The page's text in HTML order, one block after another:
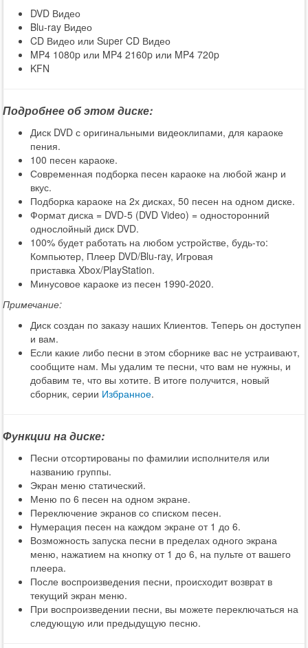
DVD Видео
Blu-ray Видео
CD Видео или Super CD Видео
MP4 1080p или MP4 2160p или MP4 720p
KFN
Подробнее об этом диске:
Диск DVD с оригинальными видеоклипами, для караоке
пения.
100 песен караоке.
Современная подборка песен караоке на любой жанр и
вкус.
Подборка караоке на 2х дисках, 50 песен на одном диске.
Формат диска = DVD-5 (DVD Video) = односторонний
однослойный диск DVD.
100% будет работать на любом устройстве, будь-то:
Компьютер, Плеер DVD/Blu-ray, Игровая
приставка Xbox/PlayStation.
Минусовое караоке из песен 1990-2020.
Примечание:
Диск создан по заказу наших Клиентов. Теперь он доступен
и вам.
Если какие либо песни в этом сборнике вас не устраивают,
сообщите нам. Мы удалим те песни, что вам не нужны, и
добавим те, что вы хотите. В итоге получится, новый
сборник, серии Избранное.
Функции на диске:
Песни отсортированы по фамилии исполнителя или
названию группы.
Экран меню статический.
Меню по 6 песен на одном экране.
Переключение экранов со списком песен.
Нумерация песен на каждом экране от 1 до 6.
Возможность запуска песни в пределах одного экрана
меню, нажатием на кнопку от 1 до 6, на пульте от вашего
плеера.
После воспроизведения песни, происходит возврат в
текущий экран меню.
При воспроизведении песни, вы можете переключаться на
следующую или предыдущую песню.